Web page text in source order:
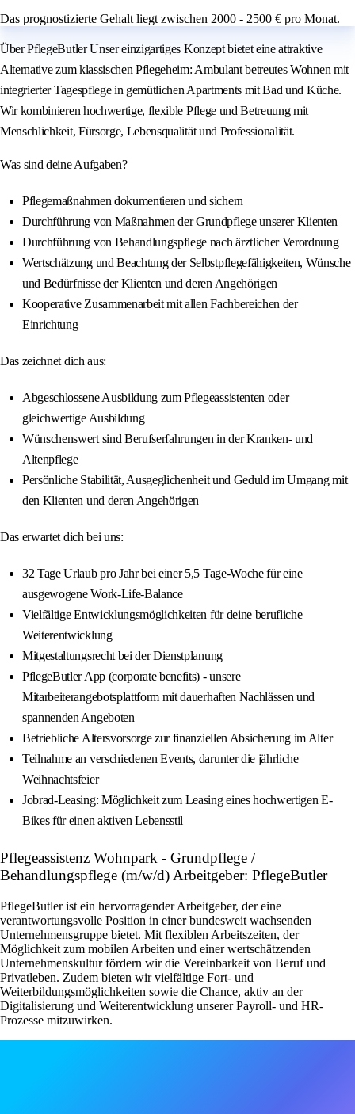
Das prognostizierte Gehalt liegt zwischen 2000 - 2500 € pro Monat.
Über PflegeButler Unser einzigartiges Konzept bietet eine attraktive
Alternative zum klassischen Pflegeheim: Ambulant betreutes Wohnen mit
integrierter Tagespflege in gemütlichen Apartments mit Bad und Küche.
Wir kombinieren hochwertige, flexible Pflege und Betreuung mit
Menschlichkeit, Fürsorge, Lebensqualität und Professionalität.
Was sind deine Aufgaben?
Pflegemaßnahmen dokumentieren und sichern
Durchführung von Maßnahmen der Grundpflege unserer Klienten
Durchführung von Behandlungspflege nach ärztlicher Verordnung
Wertschätzung und Beachtung der Selbstpflegefähigkeiten, Wünsche
und Bedürfnisse der Klienten und deren Angehörigen
Kooperative Zusammenarbeit mit allen Fachbereichen der
Einrichtung
Das zeichnet dich aus:
Abgeschlossene Ausbildung zum Pflegeassistenten oder
gleichwertige Ausbildung
Wünschenswert sind Berufserfahrungen in der Kranken- und
Altenpflege
Persönliche Stabilität, Ausgeglichenheit und Geduld im Umgang mit
den Klienten und deren Angehörigen
Das erwartet dich bei uns:
32 Tage Urlaub pro Jahr bei einer 5,5 Tage-Woche für eine
ausgewogene Work-Life-Balance
Vielfältige Entwicklungsmöglichkeiten für deine berufliche
Weiterentwicklung
Mitgestaltungsrecht bei der Dienstplanung
PflegeButler App (corporate benefits) - unsere
Mitarbeiterangebotsplattform mit dauerhaften Nachlässen und
spannenden Angeboten
Betriebliche Altersvorsorge zur finanziellen Absicherung im Alter
Teilnahme an verschiedenen Events, darunter die jährliche
Weihnachtsfeier
Jobrad-Leasing: Möglichkeit zum Leasing eines hochwertigen E-
Bikes für einen aktiven Lebensstil
Pflegeassistenz Wohnpark - Grundpflege /
Behandlungspflege (m/w/d) Arbeitgeber: PflegeButler
PflegeButler ist ein hervorragender Arbeitgeber, der eine
verantwortungsvolle Position in einer bundesweit wachsenden
Unternehmensgruppe bietet. Mit flexiblen Arbeitszeiten, der
Möglichkeit zum mobilen Arbeiten und einer wertschätzenden
Unternehmenskultur fördern wir die Vereinbarkeit von Beruf und
Privatleben. Zudem bieten wir vielfältige Fort- und
Weiterbildungsmöglichkeiten sowie die Chance, aktiv an der
Digitalisierung und Weiterentwicklung unserer Payroll- und HR-
Prozesse mitzuwirken.